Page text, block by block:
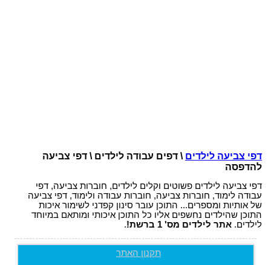
דפי צביעה לילדים \ דפים עבודה לילדים \ דפי צביעה
להדפסה
דפי צביעה לילדים פשוטים וקלים לילדים, חוברות צביעה, דפי
עבודה לימוד, חוברות צביעה, חוברות עבודה ולימוד, דפי צביעה
של אותיות ומספרים... התוכן עובר סינון קפדני לשימור איכות
התוכן שהילדים נחשפים אליו כל התוכן איכותי ומותאם במיוחד
לילדים. אתר לילדים מס' 1 ברשת! .
תקנון האתר